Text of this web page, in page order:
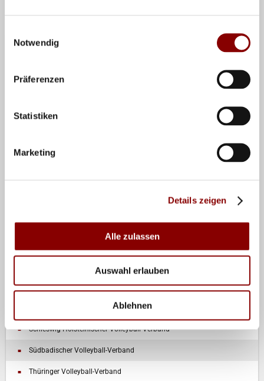
Notwendig
Präferenzen
Statistiken
Marketing
Details zeigen
Alle zulassen
Auswahl erlauben
Ablehnen
BEACH-TURNIERE DER LANDESVERBÄNDE
Bayerischer Volleyball-Verband
Brandenburgischer Volleyball-Verband
Hessischer Volleyball-Verband
Nordwestdeutscher Volleyball-Verband
Saarländischer Volleyballverband
Sächsischer Sportverband Volleyball
Volleyball-Verband Sachsen-Anhalt
Schleswig-Holsteinischer Volleyball-Verband
Südbadischer Volleyball-Verband
Thüringer Volleyball-Verband